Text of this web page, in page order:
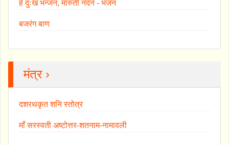
हे दुःख भन्जन, मारुती नंदन - भजन
बजरंग बाण
मंत्र ›
दशरथकृत शनि स्तोत्र
माँ सरस्वती अष्टोत्तर-शतनाम-नामावली